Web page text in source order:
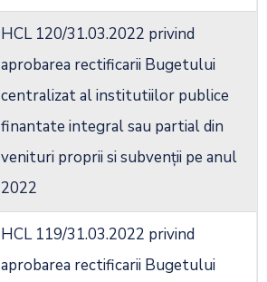
HCL 120/31.03.2022 privind
aprobarea rectificarii Bugetului
centralizat al institutiilor publice
finantate integral sau partial din
venituri proprii si subvenții pe anul
2022
HCL 119/31.03.2022 privind
aprobarea rectificarii Bugetului